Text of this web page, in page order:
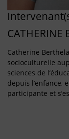
CATHERINE
Catherine
socioculturelle
sciences de
depuis l’enfance,
participante et